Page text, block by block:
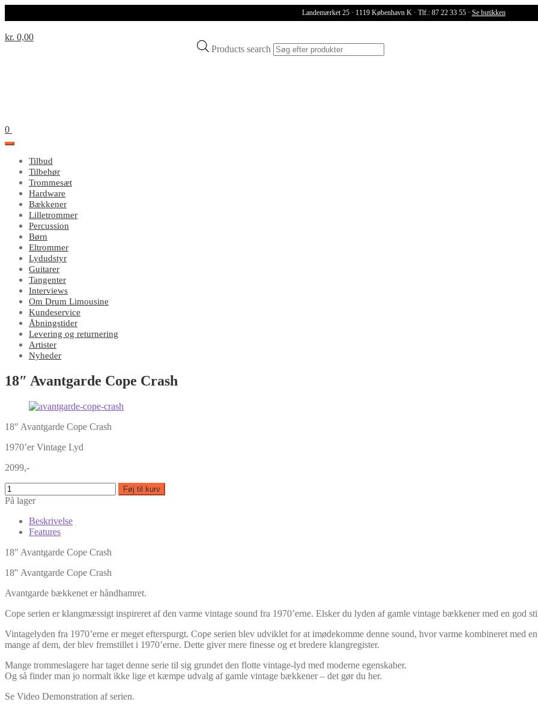
Landemærket 25 · 1119 København K · Tlf.: 87 22 33 55 · Se butikken
Products search
kr. 0,00
0
Tilbud
Tilbehør
Trommesæt
Hardware
Bækkener
Lilletrommer
Percussion
Børn
Eltrommer
Lydudstyr
Guitarer
Tangenter
Interviews
Om Drum Limousine
Kundeservice
Åbningstider
Levering og returnering
Artister
Nyheder
18″ Avantgarde Cope Crash
18″ Avantgarde Cope Crash
1970’er Vintage Lyd
2099,-
Føj til kurv
På lager
Beskrivelse
Features
18″ Avantgarde Cope Crash
18″ Avantgarde Cope Crash
Avantgarde bækkenet er håndhamret.
Cope serien er klangmæssigt inspireret af den varme vintage sound fra 1970’erne. Elsker du lyden af gamle vintage bækkener med en god
Vintagelyden fra 1970’erne er meget efterspurgt. Cope serien blev udviklet for at imødekomme denne sound, hvor varme kombineret med
mange af dem, der blev fremstillet i 1970’erne. Dette giver mere finesse og et bredere klangregister.
Mange trommeslagere har taget denne serie til sig grundet den flotte vintage-lyd med moderne egenskaber.
Og så finder man jo normalt ikke lige et kæmpe udvalg af gamle vintage bækkener – det gør du her.
Se Video Demonstration af serien.